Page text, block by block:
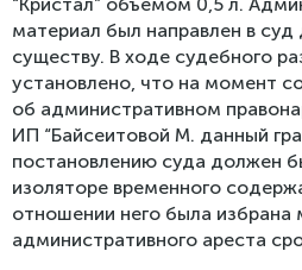
“Кристал” объемом 0,5 л.
материал был направлен в
существу. В ходе судебного
установлено, что на момент
об административном
ИП “Байсеитовой М. данный
постановлению суда должен
изоляторе временного
отношении него была избрана
административного ареста